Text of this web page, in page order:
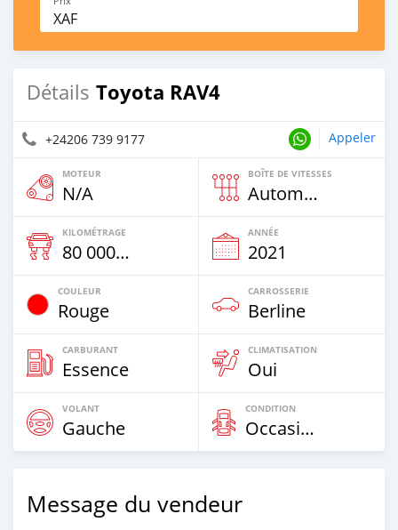
XAF
Détails Toyota RAV4
+24206 739 9177 Appeler
MOTEUR
N/A
BOÎTE DE VITESSES
Automatique
KILOMÉTRAGE
80 000 Km
ANNÉE
2021
COULEUR
Rouge
CARROSSERIE
Berline
CARBURANT
Essence
CLIMATISATION
Oui
VOLANT
Gauche
CONDITION
Occasion
Message du vendeur